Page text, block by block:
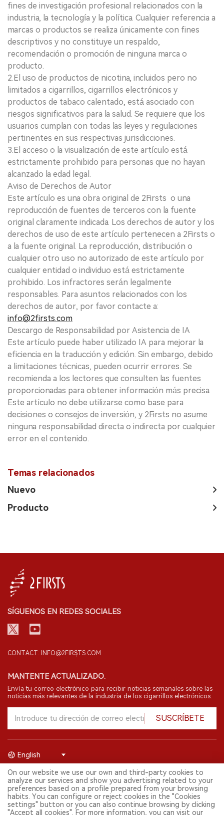
fines de investigación profesional relacionados con la
industria, la tecnología y la política. Cualquier referencia a
marcas o productos se realiza únicamente con fines
descriptivos y no constituye un respaldo,
recomendación o promoción de ninguna marca o
producto.
2.El uso de productos de nicotina, incluidos pero no
limitados a cigarrillos, cigarrillos electrónicos y
productos de tabaco calentado, está asociado con
riesgos significativos para la salud. Se requiere que los
usuarios cumplan con todas las leyes y regulaciones
pertinentes en sus respectivas jurisdicciones.
3.El acceso o la visualización de este artículo está
estrictamente prohibido para personas que no hayan
alcanzado la edad legal.
Aviso de Derechos de Autor
Este artículo es una obra original de 2Firsts o una
reproducción de fuentes de terceros con la fuente
original claramente indicada. Los derechos de autor y los
derechos de uso de este artículo pertenecen a 2Firsts o
a la fuente original. La reproducción, distribución o
cualquier otro uso no autorizado de este artículo por
cualquier entidad o individuo está estrictamente
prohibido. Los infractores serán legalmente
responsables. Para asuntos relacionados con los
derechos de autor, por favor contacte a:
info@2firsts.com
Descargo de Responsabilidad por Asistencia de IA
Este artículo puede haber utilizado IA para mejorar la
eficiencia en la traducción y edición. Sin embargo, debido
a limitaciones técnicas, pueden ocurrir errores. Se
recomienda a los lectores que consulten las fuentes
proporcionadas para obtener información más precisa.
Este artículo no debe utilizarse como base para
decisiones o consejos de inversión, y 2Firsts no asume
ninguna responsabilidad directa o indirecta por cualquier
error en el contenido.
Temas relacionados
Nuevo
Producto
SÍGUENOS EN REDES SOCIALES
CONTACT: INFO@2FIRSTS.COM
MANTENTE ACTUALIZADO.
Envía tu correo electrónico para recibir noticias semanales sobre las
noticias más relevantes de la industria de los cigarrillos electrónicos.
SUSCRÍBETE
© 2026 Shenzhen 2FIRSTS Technology Co.,Ltd. Todos los derechos
reservados.
2FIRSTS solo es accesible para profesionales de la industria,
investigadores, medios y otros profesionales. El acceso por menores
está prohibido.
English
On our website we use our own and third-party cookies to
analyze our services and show you advertising related to your
preferences based on a profile prepared from your browsing
habits. You can configure or reject cookies in the "Cookies
settings" button or you can also continue browsing by clicking
"Accept all cookies". For more information, you can visit our